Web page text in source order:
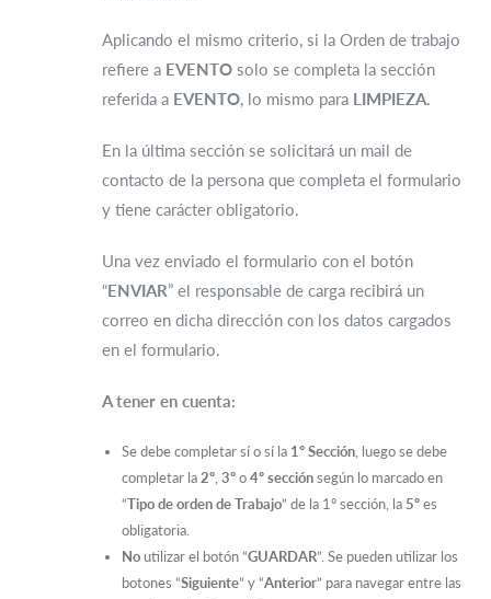
Aplicando el mismo criterio, si la Orden de trabajo
refiere a EVENTO solo se completa la sección
referida a EVENTO, lo mismo para LIMPIEZA.
En la última sección se solicitará un mail de
contacto de la persona que completa el formulario
y tiene carácter obligatorio.
Una vez enviado el formulario con el botón
“ENVIAR” el responsable de carga recibirá un
correo en dicha dirección con los datos cargados
en el formulario.
A tener en cuenta:
Se debe completar sí o sí la 1º Sección, luego se debe
completar la2º, 3ºo4º secciónsegún lo marcado en
“Tipo de orden de Trabajo” de la 1º sección, la 5ºes
obligatoria.
No utilizar el botón “GUARDAR”. Se pueden utilizar los
botones “Siguiente” y “Anterior” para navegar entre las